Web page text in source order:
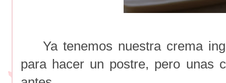
Ya tenemos nuestra crema
para hacer un postre, pero unas